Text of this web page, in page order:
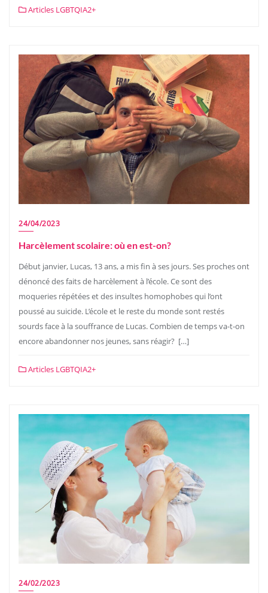
Articles LGBTQIA2+
24/04/2023
Harcèlement scolaire: où en est-on?
Début janvier, Lucas, 13 ans, a mis fin à ses jours. Ses proches ont
dénoncé des faits de harcèlement à l’école. Ce sont des
moqueries répétées et des insultes homophobes qui l’ont
poussé au suicide. L’école et le reste du monde sont restés
sourds face à la souffrance de Lucas. Combien de temps va-t-on
encore abandonner nos jeunes, sans réagir? […]
Articles LGBTQIA2+
24/02/2023